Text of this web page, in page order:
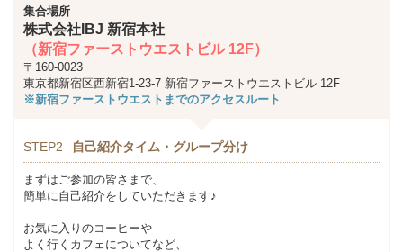
集合場所
株式会社IBJ 新宿本社
（新宿ファーストウエストビル 12F）
〒160-0023
東京都新宿区西新宿1-23-7 新宿ファーストウエストビル 12F
※新宿ファーストウエストまでのアクセスルート
STEP2 自己紹介タイム・グループ分け
まずはご参加の皆さまで、
簡単に自己紹介をしていただきます♪
お気に入りのコーヒーや
よく行くカフェについてなど、